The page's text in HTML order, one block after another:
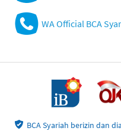
WA Official BCA
BCA Syariah berizin dan